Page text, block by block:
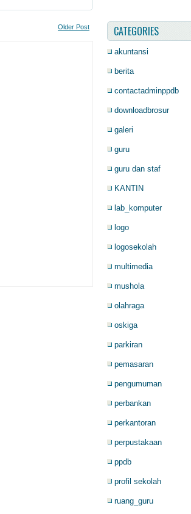
Older Post CATEGORIES
akuntansi
berita
contactadminppdb
downloadbrosur
galeri
guru
guru dan staf
KANTIN
lab_komputer
logo
logosekolah
multimedia
mushola
olahraga
oskiga
parkiran
pemasaran
pengumuman
perbankan
perkantoran
perpustakaan
ppdb
profil sekolah
ruang_guru